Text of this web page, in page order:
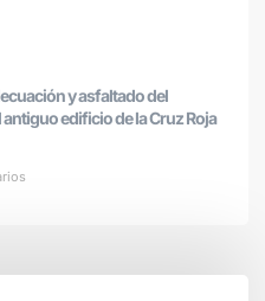
y asfaltado del
edificio de la Cruz Roja